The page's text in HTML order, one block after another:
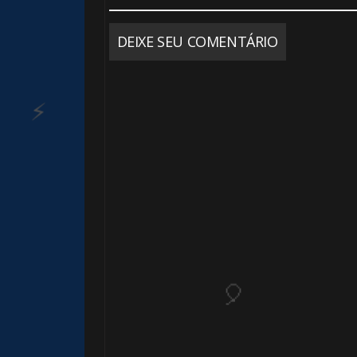
DEIXE SEU COMENTÁRIO
1️⃣ 8️⃣